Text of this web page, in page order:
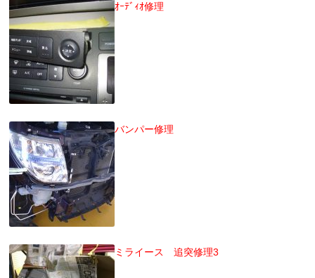
ｵｰﾃﾞｨｵ修理
バンパー修理
ミライース 追突修理3